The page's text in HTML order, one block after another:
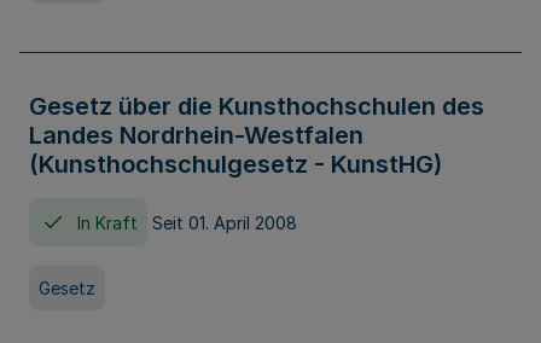
Gesetz über die Kunsthochschulen des
Landes Nordrhein-Westfalen
(Kunsthochschulgesetz - KunstHG)
In Kraft Seit 01. April 2008
Gesetz